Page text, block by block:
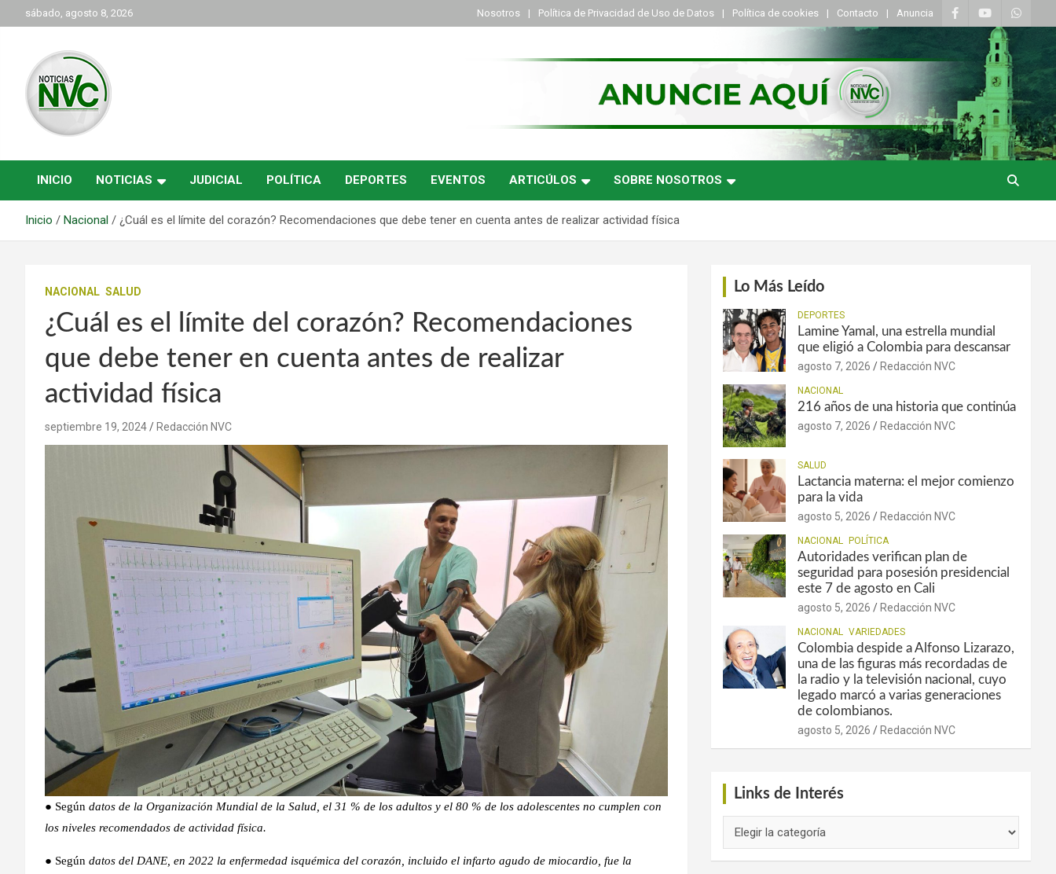
al
sábado, agosto 8, 2026 Nosotros Política de Privacidad de Uso de Datos Política de cookies Contacto Anuncia
NVC Noticias
INICIO NOTICIAS JUDICIAL POLÍTICA DEPORTES EVENTOS ARTICÚLOS SOBRE NOSOTROS
Inicio Nacional ¿Cuál es el límite del corazón? Recomendaciones que debe tener en cuenta antes de realizar actividad física
NACIONAL SALUD
¿Cuál es el límite del corazón? Recomendaciones
que debe tener en cuenta antes de realizar
actividad física
septiembre 19, 2024 Redacción NVC
● Según datos de la Organización Mundial de la Salud, el 31 % de los adultos y el 80 % de los adolescentes no cumplen con
los niveles recomendados de actividad física.
● Según datos del DANE, en 2022 la enfermedad isquémica del corazón, incluido el infarto agudo de miocardio, fue la
Lo Más Leído
DEPORTES
Lamine Yamal, una estrella mundial
que eligió a Colombia para descansar
agosto 7, 2026 Redacción NVC
NACIONAL
216 años de una historia que continúa
agosto 7, 2026 Redacción NVC
SALUD
Lactancia materna: el mejor comienzo
para la vida
agosto 5, 2026 Redacción NVC
NACIONAL POLÍTICA
Autoridades verifican plan de
seguridad para posesión presidencial
este 7 de agosto en Cali
agosto 5, 2026 Redacción NVC
NACIONAL VARIEDADES
Colombia despide a Alfonso Lizarazo,
una de las figuras más recordadas de
la radio y la televisión nacional, cuyo
legado marcó a varias generaciones
de colombianos.
agosto 5, 2026 Redacción NVC
Links de Interés
de